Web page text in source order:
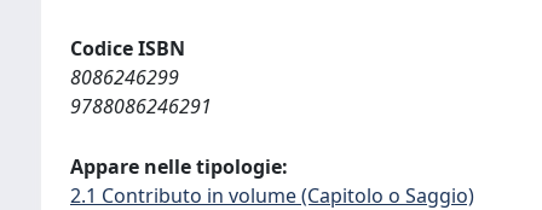
Codice ISBN
8086246299
9788086246291
Appare nelle tipologie:
2.1 Contributo in volume (Capitolo o Saggio)